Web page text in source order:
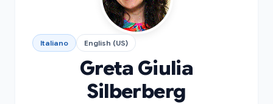
Italiano English (US)
Greta Giulia
Silberberg